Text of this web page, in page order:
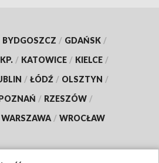
BYDGOSZCZ / GDAŃSK /
/ KATOWICE / KIELCE /
/ ŁÓDŹ / OLSZTYN /
/ RZESZÓW /
WARSZAWA / WROCŁAW